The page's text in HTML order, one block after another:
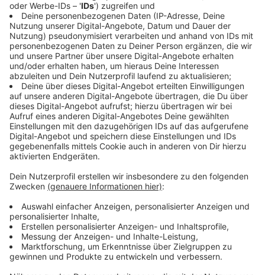
Münster sicherer und komfortabler voran.
Bevor diese Arbeiten beginnen, werden an der
Waldeyerstraße und Schmeddingstraße das
Stromnetz verstärkt und die Regen- und
Schmutzwasserkanäle saniert. Sie werden erneuert
und vergrößert. Momentan hat die Kanalisation unter
anderem Risse und die Anschlüsse sind defekt, heißt
es von der Stadt.
Anzeige
Anzeige
Wer Interesse hat sich über die Arbeiten in Sentrup zu